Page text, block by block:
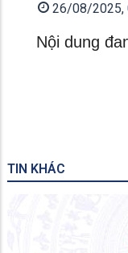
26/08/2025,
Nội dung
TIN KHÁC